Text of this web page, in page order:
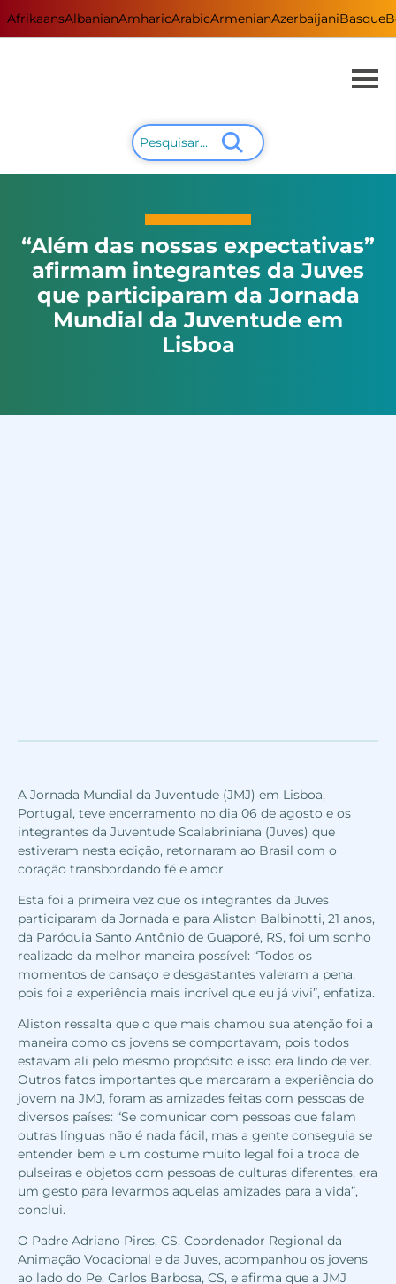
AfrikaansAlbanianAmharicArabicArmenianAzerbaijaniBasque
“Além das nossas expectativas”
afirmam integrantes da Juves
que participaram da Jornada
Mundial da Juventude em
Lisboa
A Jornada Mundial da Juventude (JMJ) em Lisboa,
Portugal, teve encerramento no dia 06 de agosto e os
integrantes da Juventude Scalabriniana (Juves) que
estiveram nesta edição, retornaram ao Brasil com o
coração transbordando fé e amor.
Esta foi a primeira vez que os integrantes da Juves
participaram da Jornada e para Aliston Balbinotti, 21 anos,
da Paróquia Santo Antônio de Guaporé, RS, foi um sonho
realizado da melhor maneira possível: “Todos os
momentos de cansaço e desgastantes valeram a pena,
pois foi a experiência mais incrível que eu já vivi”, enfatiza.
Aliston ressalta que o que mais chamou sua atenção foi a
maneira como os jovens se comportavam, pois todos
estavam ali pelo mesmo propósito e isso era lindo de ver.
Outros fatos importantes que marcaram a experiência do
jovem na JMJ, foram as amizades feitas com pessoas de
diversos países: “Se comunicar com pessoas que falam
outras línguas não é nada fácil, mas a gente conseguia se
entender bem e um costume muito legal foi a troca de
pulseiras e objetos com pessoas de culturas diferentes, era
um gesto para levarmos aquelas amizades para a vida”,
conclui.
O Padre Adriano Pires, CS, Coordenador Regional da
Animação Vocacional e da Juves, acompanhou os jovens
ao lado do Pe. Carlos Barbosa, CS, e afirma que a JMJ